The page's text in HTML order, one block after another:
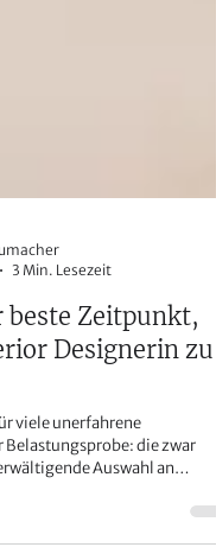
3 Min. Lesezeit
beste Zeitpunkt,
Designerin zu
viele unerfahrene
Auswahl an